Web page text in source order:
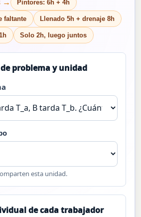
→ Pintores: 6h + 4h
faltante Llenado 5h + drenaje 8h
Solo 2h, luego juntos
problema y unidad
esta unidad.
de cada trabajador